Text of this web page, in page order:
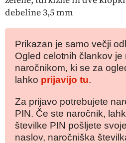
debeline 3,5 mm
Prikazan je samo večji
Ogled celotnih člankov je
naročnikom, ki se za
lahko prijavijo tu.
Za prijavo potrebujete
PIN. Če ste naročnik,
številke PIN pošljete
naslov, naročniška